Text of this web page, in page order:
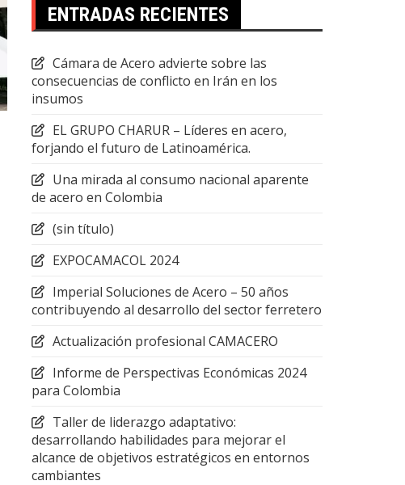
ENTRADAS RECIENTES
Cámara de Acero advierte sobre las
consecuencias de conflicto en Irán en los
insumos
EL GRUPO CHARUR – Líderes en acero,
forjando el futuro de Latinoamérica.
Una mirada al consumo nacional aparente
de acero en Colombia
(sin título)
EXPOCAMACOL 2024
Imperial Soluciones de Acero – 50 años
contribuyendo al desarrollo del sector ferretero
Actualización profesional CAMACERO
Informe de Perspectivas Económicas 2024
para Colombia
Taller de liderazgo adaptativo:
desarrollando habilidades para mejorar el
alcance de objetivos estratégicos en entornos
cambiantes